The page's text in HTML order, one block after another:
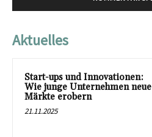
Aktuelles
Start-ups und Innovationen:
Wie junge Unternehmen neue
Märkte erobern
21.11.2025